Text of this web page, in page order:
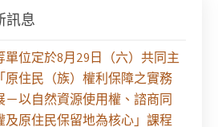
訊息
單位定於8月29日（六）共同主
原住民（族）權利保障之實務
－以自然資源使用權、諮商同
及原住民保留地為核心」課程